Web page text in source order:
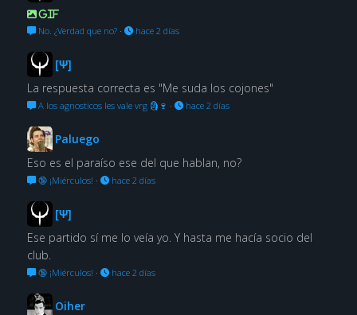
GIF
No. ¿Verdad que no?· hace 2 días
[Ψ]
La respuesta correcta es "Me suda los cojones"
A los agnosticos les vale vrg 🗿🍷 · hace 2 días
Paluego
Eso es el paraíso ese del que hablan, no?
🔞 ¡Miérculos! · hace 2 días
[Ψ]
Ese partido sí me lo veía yo. Y hasta me hacía socio del
club.
🔞 ¡Miérculos! · hace 2 días
Oiher